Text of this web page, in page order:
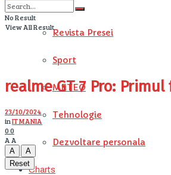
STIRI
Revista Presei
Sport
METEO
Tehnologie
Dezvoltare personala
Charts
No Result
View All Result
realme GT 7 Pro:
23/10/2024
inIT MANIA
00
A A
A
A
Reset